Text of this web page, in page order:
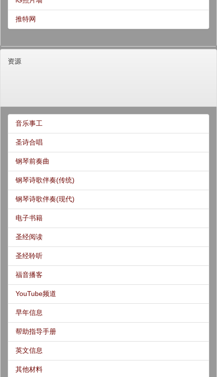
推特网
资源
音乐事工
圣诗合唱
钢琴前奏曲
钢琴诗歌伴奏(传统)
钢琴诗歌伴奏(现代)
电子书籍
圣经阅读
圣经聆听
福音播客
YouTube频道
早年信息
帮助指导手册
英文信息
其他材料